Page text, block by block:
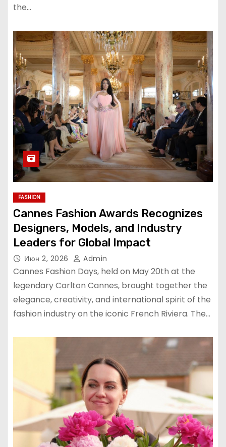
the…
FASHION
Cannes Fashion Awards Recognizes
Designers, Models, and Industry
Leaders for Global Impact
Июн 2, 2026 Admin
Cannes Fashion Days, held on May 20th at the
legendary Carlton Cannes, brought together the
elegance, creativity, and international spirit of the
fashion industry on the iconic French Riviera. The…